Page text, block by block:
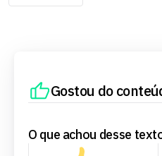
Gostou do
O que achou desse